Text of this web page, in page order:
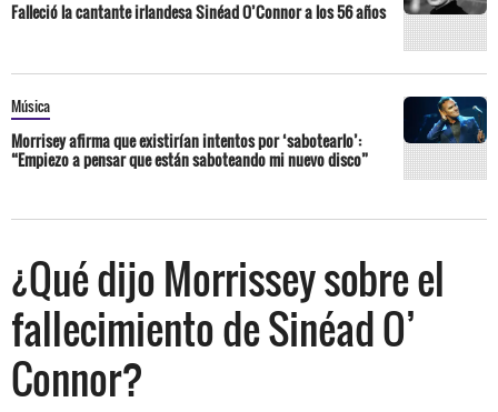
Falleció la cantante irlandesa Sinéad O’Connor a los 56 años
Música
Morrisey afirma que existirían intentos por ‘sabotearlo’:
“Empiezo a pensar que están saboteando mi nuevo disco”
¿Qué dijo Morrissey sobre el
fallecimiento de Sinéad O’
Connor?